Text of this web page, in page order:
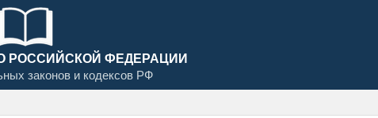
РОССИЙСКОЙ ФЕДЕРАЦИИ
законов и кодексов РФ